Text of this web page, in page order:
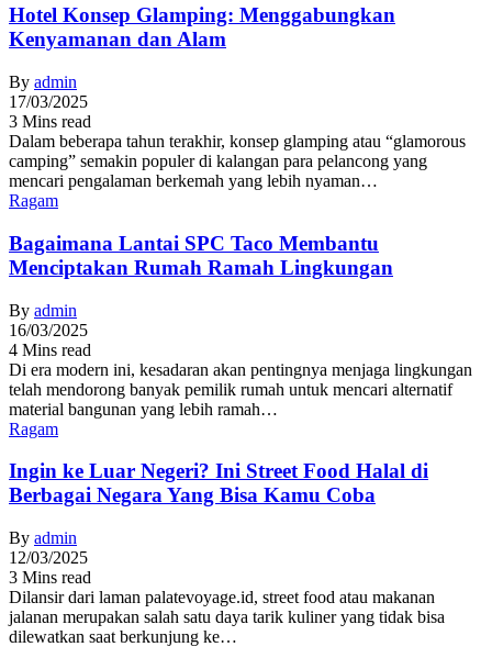
Hotel Konsep Glamping: Menggabungkan
Kenyamanan dan Alam
By admin
17/03/2025
3 Mins read
Dalam beberapa tahun terakhir, konsep glamping atau “glamorous
camping” semakin populer di kalangan para pelancong yang
mencari pengalaman berkemah yang lebih nyaman…
Ragam
Bagaimana Lantai SPC Taco Membantu
Menciptakan Rumah Ramah Lingkungan
By admin
16/03/2025
4 Mins read
Di era modern ini, kesadaran akan pentingnya menjaga lingkungan
telah mendorong banyak pemilik rumah untuk mencari alternatif
material bangunan yang lebih ramah…
Ragam
Ingin ke Luar Negeri? Ini Street Food Halal di
Berbagai Negara Yang Bisa Kamu Coba
By admin
12/03/2025
3 Mins read
Dilansir dari laman palatevoyage.id, street food atau makanan
jalanan merupakan salah satu daya tarik kuliner yang tidak bisa
dilewatkan saat berkunjung ke…